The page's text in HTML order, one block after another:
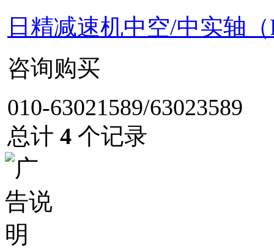
日精减速机中空/中实轴
咨询购买
010-63021589/63023589
总计 4 个记录